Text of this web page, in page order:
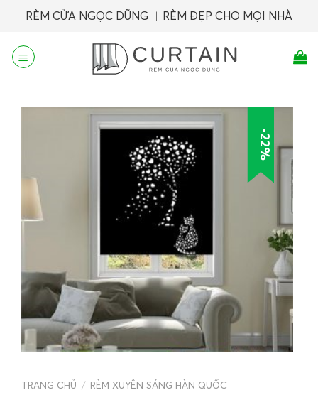
content
RÈM CỬA NGỌC DŨNG ︱RÈM ĐẸP CHO MỌI NHÀ
-22%
TRANG CHỦ / RÈM XUYÊN SÁNG HÀN QUỐC